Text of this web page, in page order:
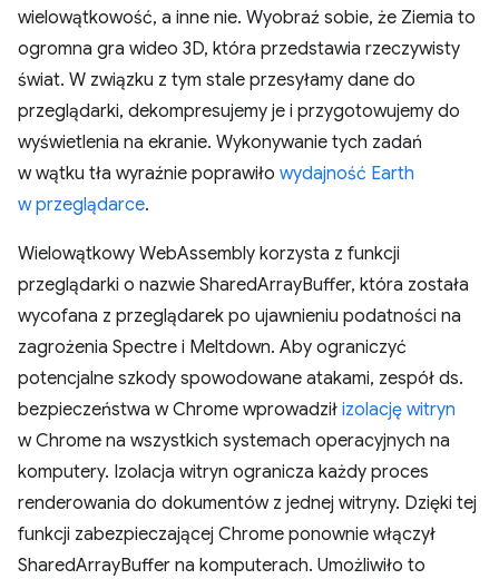
wielowątkowość, a inne nie. Wyobraź sobie, że Ziemia to
ogromna gra wideo 3D, która przedstawia rzeczywisty
świat. W związku z tym stale przesyłamy dane do
przeglądarki, dekompresujemy je i przygotowujemy do
wyświetlenia na ekranie. Wykonywanie tych zadań
w wątku tła wyraźnie poprawiło wydajność Earth
w przeglądarce.
Wielowątkowy WebAssembly korzysta z funkcji
przeglądarki o nazwie SharedArrayBuffer, która została
wycofana z przeglądarek po ujawnieniu podatności na
zagrożenia Spectre i Meltdown. Aby ograniczyć
potencjalne szkody spowodowane atakami, zespół ds.
bezpieczeństwa w Chrome wprowadził izolację witryn
w Chrome na wszystkich systemach operacyjnych na
komputery. Izolacja witryn ogranicza każdy proces
renderowania do dokumentów z jednej witryny. Dzięki tej
funkcji zabezpieczającej Chrome ponownie włączył
SharedArrayBuffer na komputerach. Umożliwiło to